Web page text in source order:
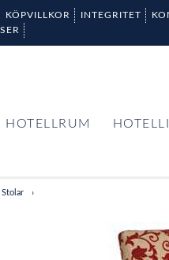
KÖPVILLKOR INTEGRITET
HOTELLRUM
Stolar